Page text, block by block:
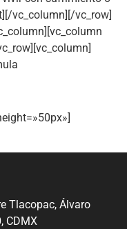
vc_column][/vc_row]
Tlacopac, Álvaro
CDMX